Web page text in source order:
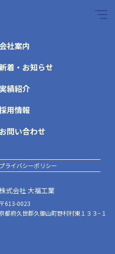
会社案内
着・お知らせ
実績紹介
用情報
お問い合わせ
プライバシーポリシー
式会社 大福工業
〒613-0023
都府久世郡久御山町野村村東１３３−１
八幡市）
ックして拡大